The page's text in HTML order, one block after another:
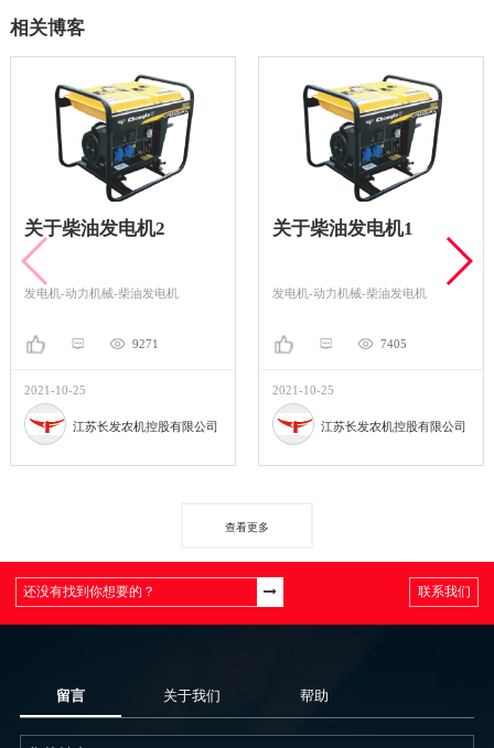
相关博客
关于柴油发电机2
发电机-动力机械-柴油发电机
9271
2021-10-25
江苏长发农机控股有限公司
关于柴油发电机1
发电机-动力机械-柴油发电机
7405
2021-10-25
江苏长发农机控股有限公司
查看更多
联系我们
留言 关于我们 帮助